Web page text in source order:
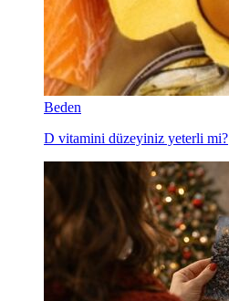
Beden
D vitamini düzeyiniz yeterli mi?